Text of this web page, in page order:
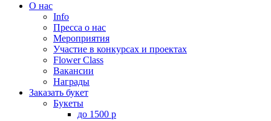
О нас
Info
Пресса о нас
Мероприятия
Участие в конкурсах и проектах
Flower Class
Вакансии
Награды
Заказать букет
Букеты
до 1500 р